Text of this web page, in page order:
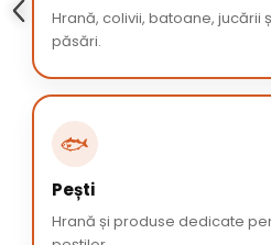
Hrană, colivii, batoane, jucării
păsări.
🐟
Pești
Hrană și produse dedicate